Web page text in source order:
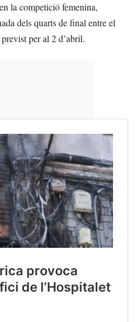
la competició femenina,
dels quarts de final entre el
per al 2 d’abril.